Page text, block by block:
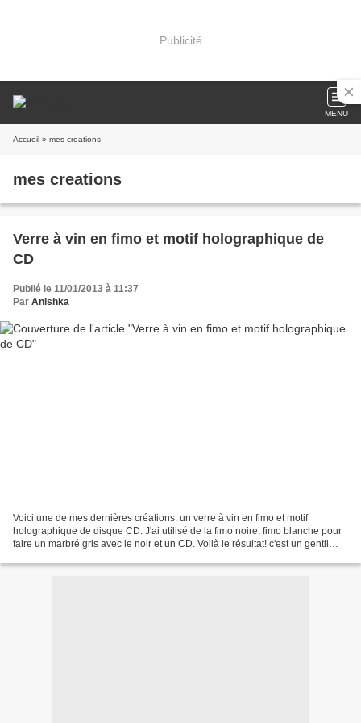
Publicité
MENU
Accueil » mes creations
mes creations
Verre à vin en fimo et motif holographique de
CD
Publié le 11/01/2013 à 11:37
Par Anishka
Voici une de mes dernières créations: un verre à vin en fimo et motif
holographique de disque CD. J'ai utilisé de la fimo noire, fimo blanche pour
faire un marbré gris avec le noir et un CD. Voilà le résultat! c'est un gentil